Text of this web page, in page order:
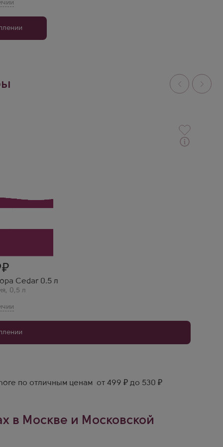
Cedar 0.5 л
, 0,5 л
по отличным ценам от 499 ₽ до 530 ₽
в Москве и Московской